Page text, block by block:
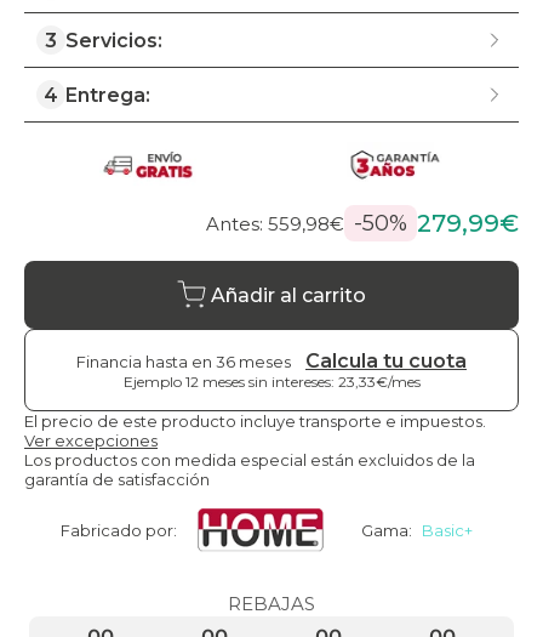
3 Servicios:
4 Entrega:
Antes: 559,98€ -50% 279,99€
Añadir al carrito
Financia hasta en 36 meses Calcula tu cuota
Ejemplo 12 meses sin intereses: 23,33€/mes
El precio de este producto incluye transporte e impuestos.
Ver excepciones
Los productos con medida especial están excluidos de la
garantía de satisfacción
Fabricado por: Gama: Basic+
REBAJAS